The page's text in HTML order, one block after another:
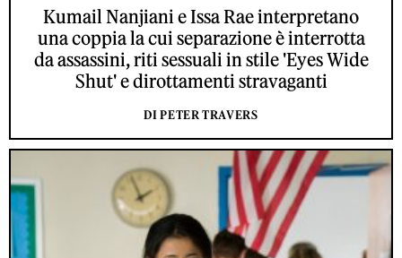
Kumail Nanjiani e Issa Rae interpretano
una coppia la cui separazione è interrotta
da assassini, riti sessuali in stile 'Eyes Wide
Shut' e dirottamenti stravaganti
DI PETER TRAVERS